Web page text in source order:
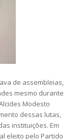
de assembleias,
mesmo durante
Modesto
dessas lutas,
instituições. Em
eleito pelo Partido